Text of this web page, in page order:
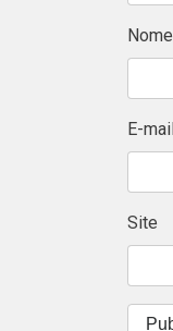
Nome
E-mail
Site